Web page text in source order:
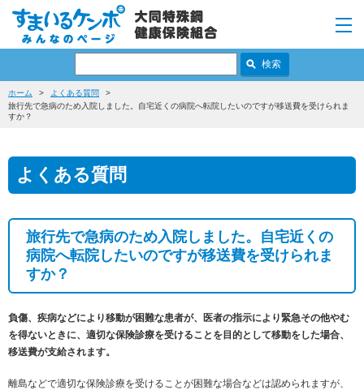
ホーム
よくある質問
旅行先で急病のため入院しました。自宅近くの病院へ転院したいのですが移送費を受けられま
すか？
よくある質問
旅行先で急病のため入院しました。自宅近くの
病院へ転院したいのですが移送費を受けられま
すか？
負傷、疾病などにより移動が困難な患者が、医者の指示により緊急その他やむ
を得ないときに、適切な保険診療を受けることを目的として移動をした場合、
移送費が支給されます。
離島などで適切な保険診療を受けることが困難な場合などは認められますが、